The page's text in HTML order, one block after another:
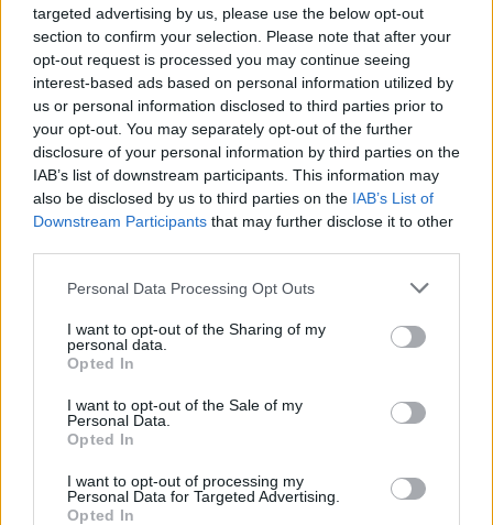
targeted advertising by us, please use the below opt-out
section to confirm your selection. Please note that after your
opt-out request is processed you may continue seeing
interest-based ads based on personal information utilized by
us or personal information disclosed to third parties prior to
your opt-out. You may separately opt-out of the further
disclosure of your personal information by third parties on the
IAB’s list of downstream participants. This information may
also be disclosed by us to third parties on the IAB’s List of
Downstream Participants that may further disclose it to other
Personal Data Processing Opt Outs
I want to opt-out of the Sharing of my
personal data.
Opted In
I want to opt-out of the Sale of my
Personal Data.
Opted In
I want to opt-out of processing my
Personal Data for Targeted Advertising.
Opted In
contribuendo ad assicurare una solida eredità dei giochi,
nonché a rafforzare l'identità e i valori fondamentali dell'Ue a
livello internazionale. Le Olimpiadi e le Paralimpiadi invernali
2026 saranno altresì un'occasione unica per riconoscere il
ruolo centrale del volontariato. Con il programma Team26
saranno selezionati circa 18.000 giovani volontari italiani ed
internazionali su 100 mila domande, che avranno un ruolo
fondamentale in tutte le sedi di gara, nei villaggi e nei siti
ufficiali", è quanto sottolineato nell'informativa del governo